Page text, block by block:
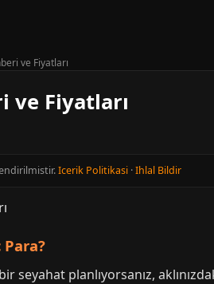
ve Fiyatları
ve Fiyatları
Icerik Politikasi ·Ihlal Bildir
seyahat planlıyorsanız,